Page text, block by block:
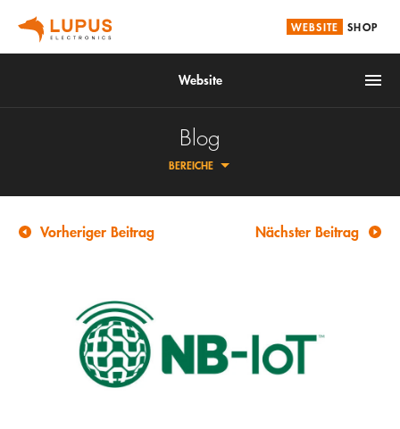
WEBSITE SHOP
Website
Brandschutz
Blog
BEREICHE
ZAHLUNG & VERSAND
LUPUS | DOWNLOADS
Vorheriger Beitrag Nächster Beitrag